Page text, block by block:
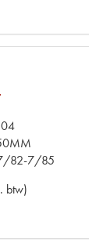
82-7/85
btw)